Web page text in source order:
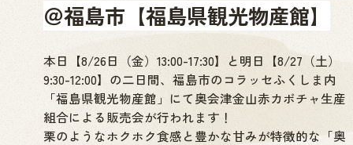
＠福島市【福島県観光物産館】
本日【8/26日（金）13:00-17:30】と明日【8/27（土）
9:30-12:00】の二日間、福島市のコラッセふくしま内
「福島県観光物産館」にて奥会津金山赤カボチャ生産
組合による販売会が行われます！
栗のようなホクホク食感と豊かな甘みが特徴的な「奥